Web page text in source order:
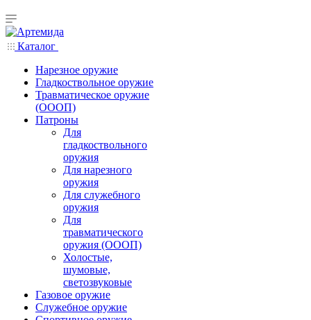
Каталог
Нарезное оружие
Гладкоствольное оружие
Травматическое оружие
(ОООП)
Патроны
Для
гладкоствольного
оружия
Для нарезного
оружия
Для служебного
оружия
Для
травматического
оружия (ОООП)
Холостые,
шумовые,
светозвуковые
Газовое оружие
Служебное оружие